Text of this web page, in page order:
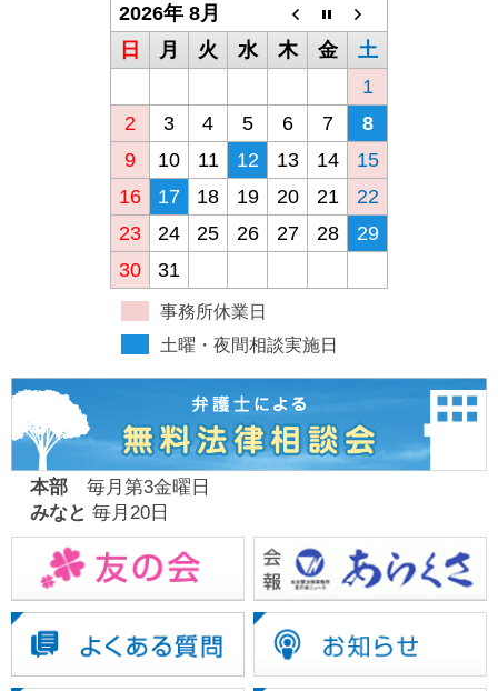
2026年 8月
日
月 火 水 木 金
土
1
2
3 4 5 6 7
8
9
10 11 12 13 14
15
16
17 18 19 20 21
22
23
24 25 26 27 28
29
30
31
事務所休業日
土曜・夜間相談実施日
本部毎月第3金曜日
みなと 毎月20日